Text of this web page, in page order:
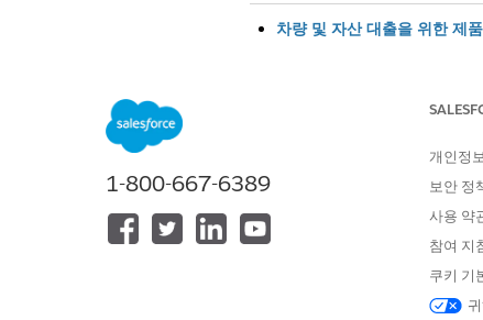
차량 및 자산 대출을 위한 제
데이터 형식이 Picklist인 제
월 또는 48개월인 선택 목록
차량 및 자산 대출을 위한 상
들어, 모든 대출 유형 상품에
기본값을 지정할 수도 있습
1-800-667-6389
개인정
보안 정
사용 약
참여 지
쿠키 기